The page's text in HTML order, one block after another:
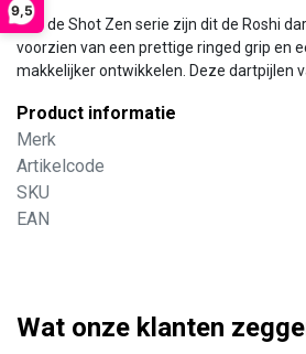
9,5
Van de Shot Zen serie zijn dit de Roshi
voorzien van een prettige ringed grip en
makkelijker ontwikkelen. Deze dartpijlen
Product informatie
Merk
Artikelcode
SKU
EAN
Wat onze klanten